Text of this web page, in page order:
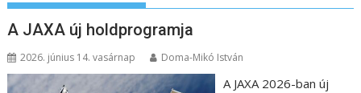
A JAXA új holdprogramja
2026. június 14. vasárnap Doma-Mikó István
A JAXA 2026-ban új